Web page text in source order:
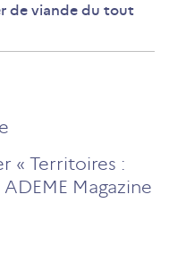
de viande du tout
« Territoires :
Magazine